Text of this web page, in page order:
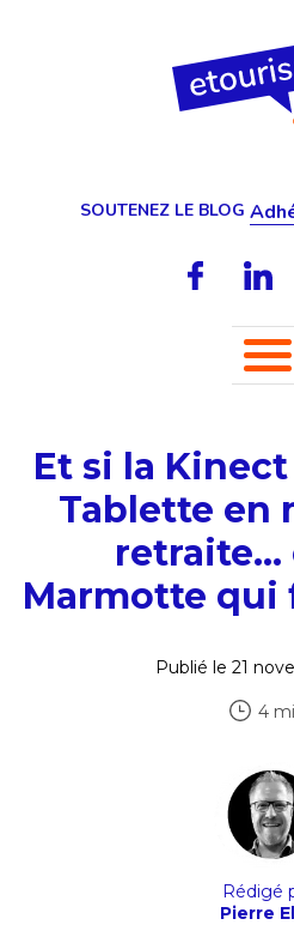
SOUTENEZ LE BLOG
Et si la
Tablette en
retraite…
Marmotte qui
Publié le 21
4
Rédigé
Pierre